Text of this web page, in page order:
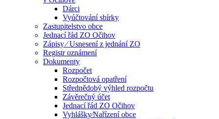
Dárci
Vyúčtování sbírky
Zastupitelstvo obce
Jednací řád ZO Očihov
Zápisy ⁄ Usnesení z jednání ZO
Registr oznámení
Dokumenty
Rozpočet
Rozpočtová opatření
Střednědobý výhled rozpočtu
Závěrečný účet
Jednací řád ZO Očihov
Vyhlášky⁄Nařízení obce